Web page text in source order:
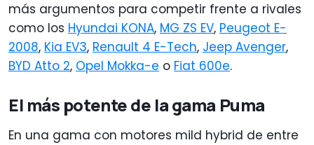
más argumentos para competir frente a rivales
como los Hyundai KONA, MG ZS EV, Peugeot E-
2008, Kia EV3, Renault 4 E-Tech, Jeep Avenger,
BYD Atto 2, Opel Mokka-e o Fiat 600e.
El más potente de la gama Puma
En una gama con motores mild hybrid de entre